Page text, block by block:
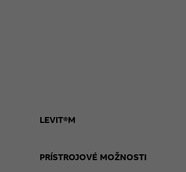
LEVIT®M
PRÍSTROJOVÉ MOŽNOSTI